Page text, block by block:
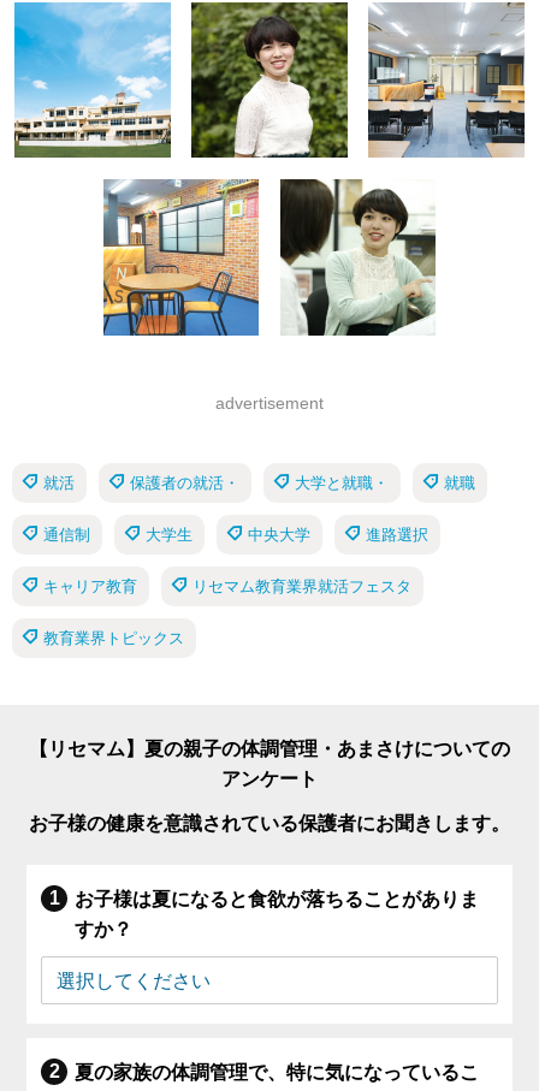
advertisement
就活 保護者の就活・ 大学と就職・ 就職
通信制 大学生 中央大学 進路選択
キャリア教育 リセマム教育業界就活フェスタ
教育業界トピックス
【リセマム】夏の親子の体調管理・あまさけについての
アンケート
お子様の健康を意識されている保護者にお聞きします。
お子様は夏になると食欲が落ちることがありま
すか？
夏の家族の体調管理で、特に気になっているこ